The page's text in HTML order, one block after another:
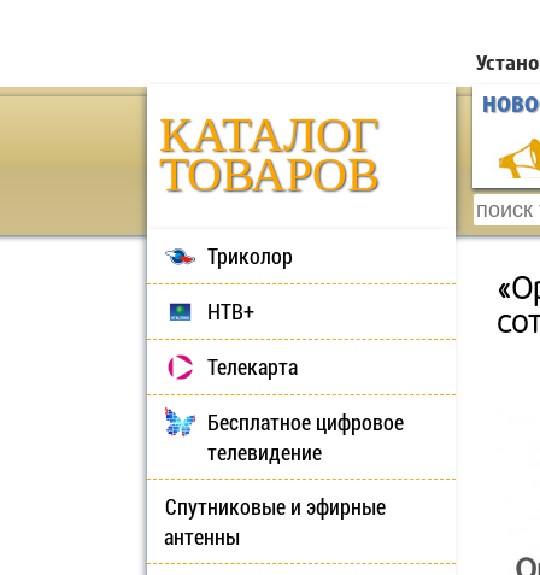
КАТАЛОГ
ТОВАРОВ
Триколор
НТВ+
Телекарта
Бесплатное цифровое
телевидение
Спутниковые и эфирные
антенны